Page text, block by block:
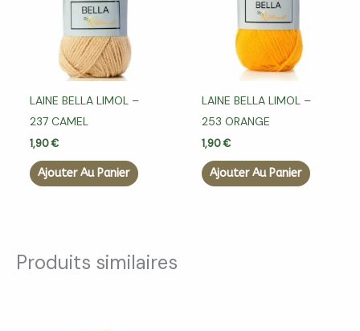
LAINE BELLA LIMOL –
237 CAMEL
1,90€
Ajouter Au Panier
LAINE BELLA LIMOL –
253 ORANGE
1,90€
Ajouter Au Panier
Produits similaires